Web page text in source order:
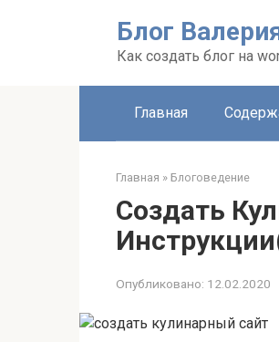
Блог
Как создать блог на
Главная
Главная » Блоговедение
Создать
Опубликовано: 12.02.2020